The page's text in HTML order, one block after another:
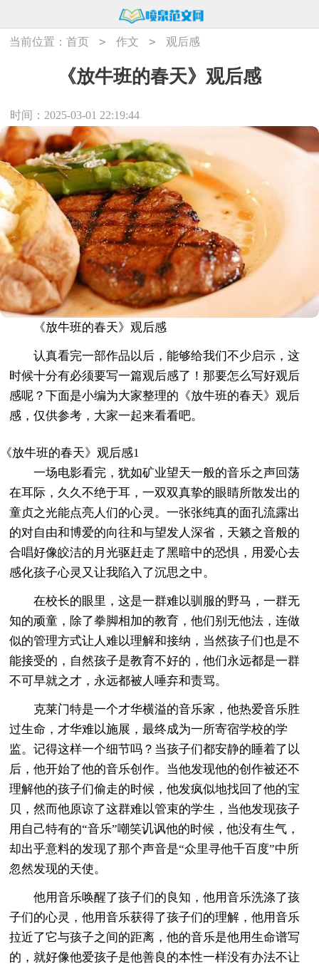
当前位置：首页 > 作文 > 观后感
《放牛班的春天》观后感
时间：2025-03-01 22:19:44
《放牛班的春天》观后感
认真看完一部作品以后，能够给我们不少启示，这
时候十分有必须要写一篇观后感了！那要怎么写好观后
感呢？下面是小编为大家整理的《放牛班的春天》观后
感，仅供参考，大家一起来看看吧。
《放牛班的春天》观后感1
一场电影看完，犹如矿业望天一般的音乐之声回荡
在耳际，久久不绝于耳，一双双真挚的眼睛所散发出的
童贞之光能点亮人们的心灵。一张张纯真的面孔流露出
的对自由和博爱的向往和与望发人深省，天籁之音般的
合唱好像皎洁的月光驱赶走了黑暗中的恐惧，用爱心去
感化孩子心灵又让我陷入了沉思之中。
在校长的眼里，这是一群难以驯服的野马，一群无
知的顽童，除了拳脚相加的教育，他们别无他法，连做
似的管理方式让人难以理解和接纳，当然孩子们也是不
能接受的，自然孩子是教育不好的，他们永远都是一群
不可早就之才，永远都被人唾弃和责骂。
克莱门特是一个才华横溢的音乐家，他热爱音乐胜
过生命，才华难以施展，最终成为一所寄宿学校的学
监。记得这样一个细节吗？当孩子们都安静的睡着了以
后，他开始了他的音乐创作。当他发现他的创作被还不
理解他的孩子们偷走的时候，他发疯似地找回了他的宝
贝，然而他原谅了这群难以管束的学生，当他发现孩子
用自己特有的“音乐”嘲笑讥讽他的时候，他没有生气，
却出乎意料的发现了那个声音是“众里寻他千百度”中所
忽然发现的天使。
他用音乐唤醒了孩子们的良知，他用音乐洗涤了孩
子们的心灵，他用音乐获得了孩子们的理解，他用音乐
拉近了它与孩子之间的距离，他的音乐是他用生命谱写
的，就好像他爱孩子是他善良的本性一样没有办法不让